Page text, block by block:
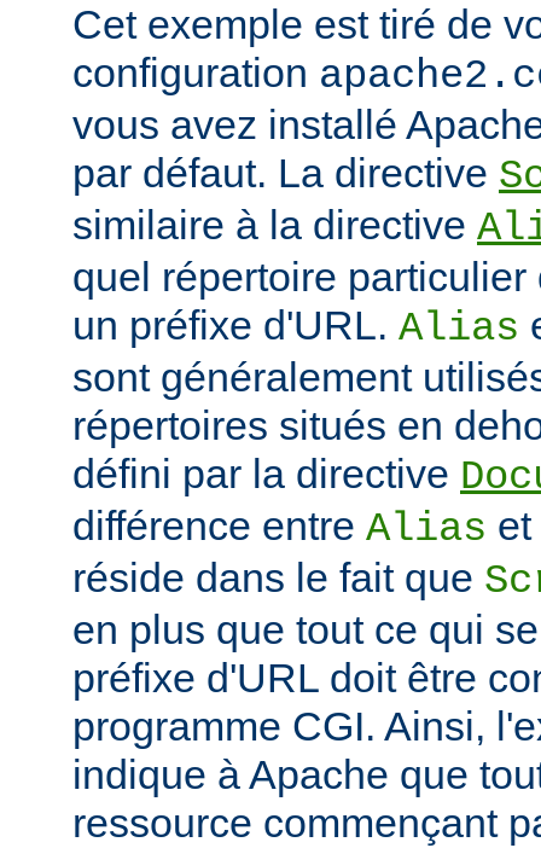
Cet exemple est tiré de
configuration
vous avez installé
par défaut. La directive
similaire à la directive
quel répertoire
un préfixe d'URL. Alias
sont généralement
répertoires situés en
défini par la directive
différence entre Alias et
réside dans le fait que
en plus que tout ce qui
préfixe d'URL doit être
programme CGI. Ainsi,
indique à Apache que
ressource commençant